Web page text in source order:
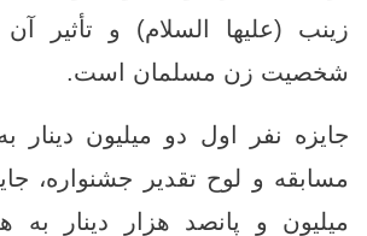
زینب (علیها السلام) و تأثیر
شخصیت زن مسلمان است.
جایزه نفر اول دو میلیون دینار
مسابقه و لوح تقدیر جشنواره،
میلیون و پانصد هزار دینار به